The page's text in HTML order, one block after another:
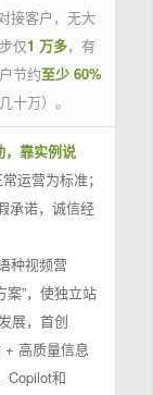
接客户，无大
仅1 万多，有
节约至少 60%
十万）。
，靠实例说
运营为标准；
承诺，诚信经
种视频营
案”，使独立站
展，首创
+ 高质量信息
Copilot和